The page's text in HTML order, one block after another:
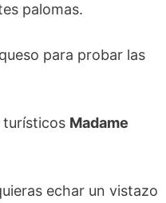
palomas.
para probar las
turísticos Madame
echar un vistazo